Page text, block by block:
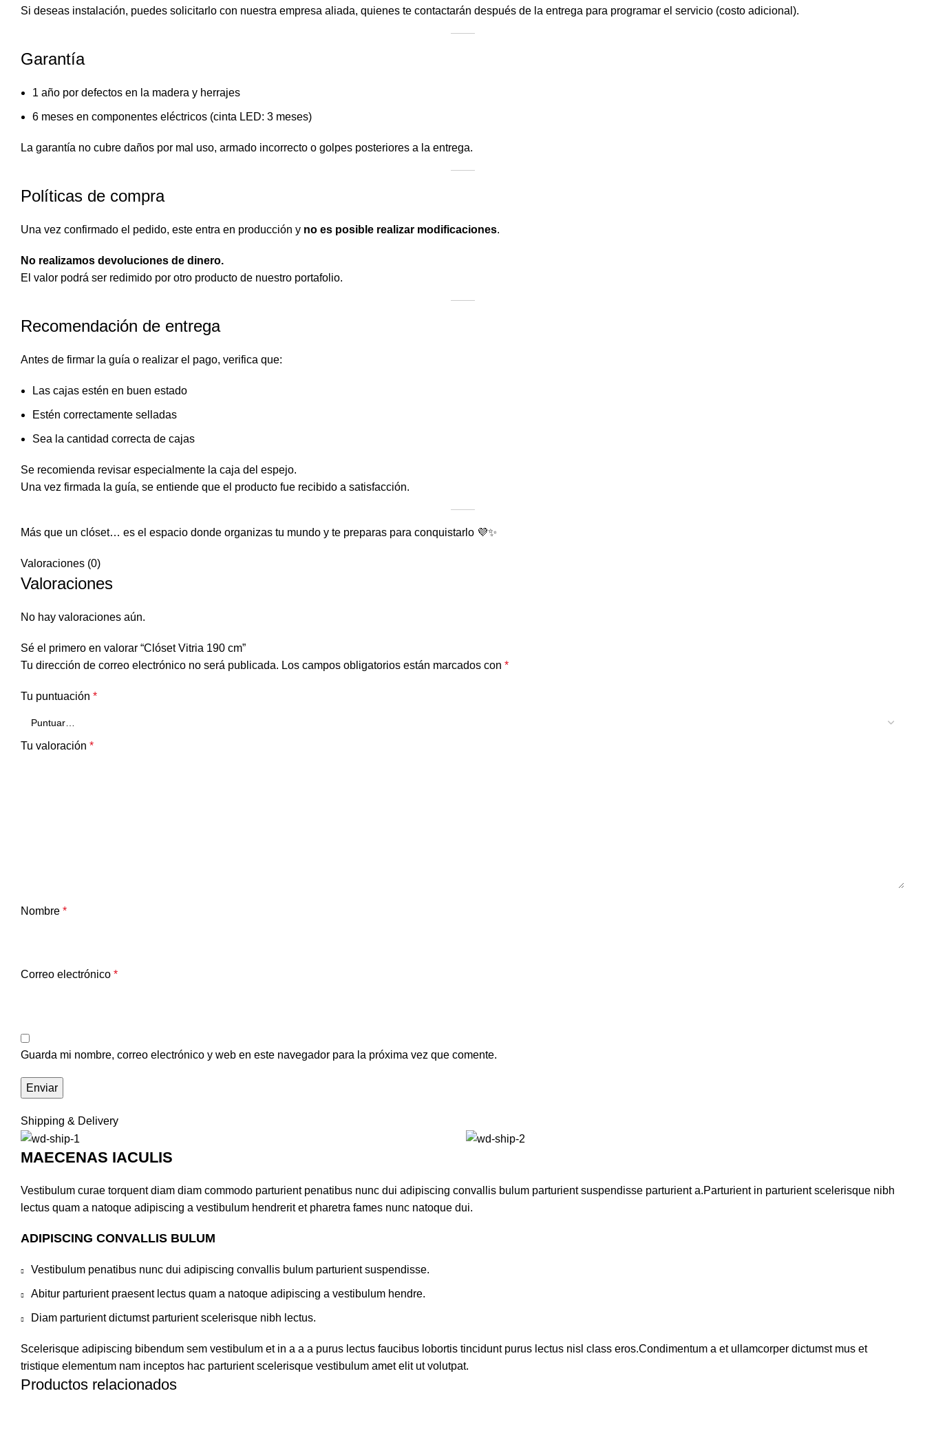
Si deseas instalación, puedes solicitarlo con nuestra empresa aliada, quienes te contactarán después de la entrega para programar el servicio (costo adicional).
Garantía
1 año por defectos en la madera y herrajes
6 meses en componentes eléctricos (cinta LED: 3 meses)
La garantía no cubre daños por mal uso, armado incorrecto o golpes posteriores a la entrega.
Políticas de compra
Una vez confirmado el pedido, este entra en producción y no es posible realizar modificaciones.
No realizamos devoluciones de dinero.
El valor podrá ser redimido por otro producto de nuestro portafolio.
Recomendación de entrega
Antes de firmar la guía o realizar el pago, verifica que:
Las cajas estén en buen estado
Estén correctamente selladas
Sea la cantidad correcta de cajas
Se recomienda revisar especialmente la caja del espejo.
Una vez firmada la guía, se entiende que el producto fue recibido a satisfacción.
Más que un clóset… es el espacio donde organizas tu mundo y te preparas para conquistarlo 💜✨
Valoraciones (0)
Valoraciones
No hay valoraciones aún.
Sé el primero en valorar “Clóset Vitria 190 cm”
Tu dirección de correo electrónico no será publicada. Los campos obligatorios están marcados con *
Tu puntuación *
Tu valoración *
Nombre *
Correo electrónico *
Guarda mi nombre, correo electrónico y web en este navegador para la próxima vez que comente.
Shipping & Delivery
MAECENAS IACULIS
Vestibulum curae torquent diam diam commodo parturient penatibus nunc dui adipiscing convallis bulum parturient suspendisse parturient a.Parturient in parturient scelerisque nibh
lectus quam a natoque adipiscing a vestibulum hendrerit et pharetra fames nunc natoque dui.
ADIPISCING CONVALLIS BULUM
Vestibulum penatibus nunc dui adipiscing convallis bulum parturient suspendisse.
Abitur parturient praesent lectus quam a natoque adipiscing a vestibulum hendre.
Diam parturient dictumst parturient scelerisque nibh lectus.
Scelerisque adipiscing bibendum sem vestibulum et in a a a purus lectus faucibus lobortis tincidunt purus lectus nisl class eros.Condimentum a et ullamcorper dictumst mus et
tristique elementum nam inceptos hac parturient scelerisque vestibulum amet elit ut volutpat.
Productos relacionados